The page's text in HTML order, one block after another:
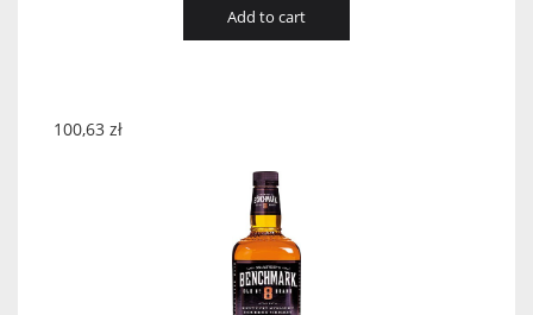
Add to cart
100,63 zł